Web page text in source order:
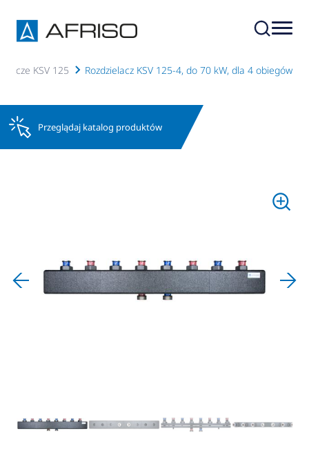
KSV 125 Rozdzielacz KSV 125-4, do 70 kW, dla 4 obiegów
Przeglądaj katalog produktów